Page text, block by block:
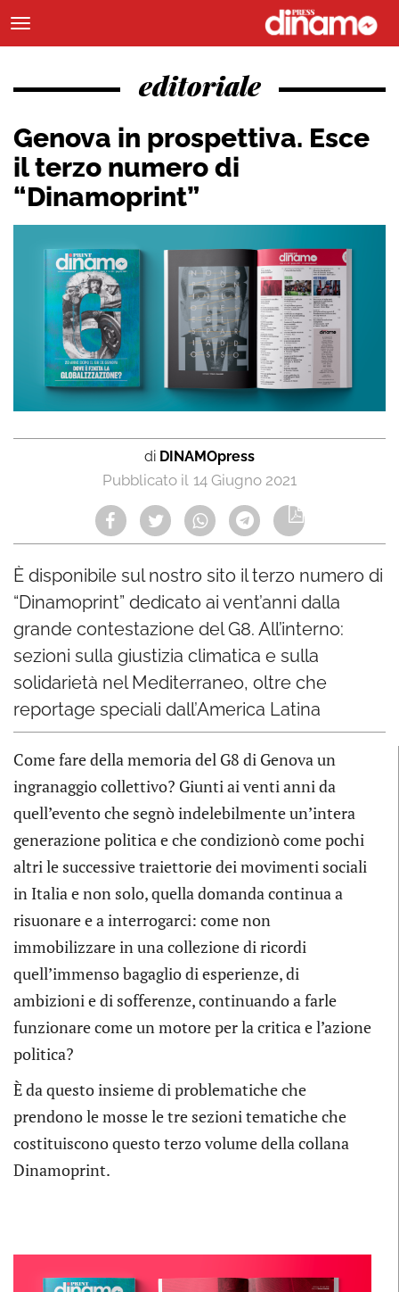
editoriale
Genova in prospettiva. Esce
il terzo numero di
“Dinamoprint”
di DINAMOpress
14 Giugno 2021
È disponibile sul nostro sito il terzo numero di
“Dinamoprint” dedicato ai vent’anni dalla
grande contestazione del G8. All’interno:
sezioni sulla giustizia climatica e sulla
solidarietà nel Mediterraneo, oltre che
reportage speciali dall’America Latina
Come fare della memoria del G8 di Genova un
ingranaggio collettivo? Giunti ai venti anni da
quell’evento che segnò indelebilmente un’intera
generazione politica e che condizionò come pochi
altri le successive traiettorie dei movimenti sociali
in Italia e non solo, quella domanda continua a
risuonare e a interrogarci: come non
immobilizzare in una collezione di ricordi
quell’immenso bagaglio di esperienze, di
ambizioni e di sofferenze, continuando a farle
funzionare come un motore per la critica e l’azione
politica?
È da questo insieme di problematiche che
prendono le mosse le tre sezioni tematiche che
costituiscono questo terzo volume della collana
Dinamoprint.